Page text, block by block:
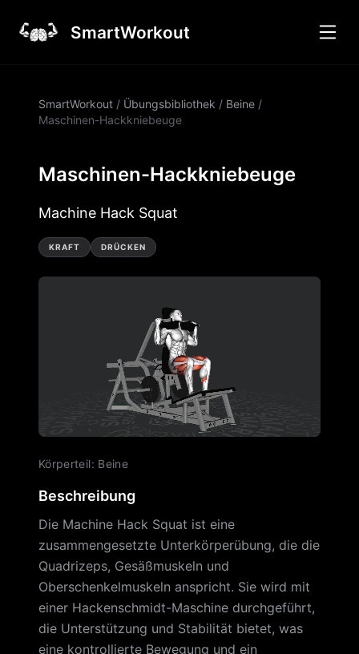
SmartWorkout
SmartWorkout / Übungsbibliothek / Beine /
Maschinen-Hackkniebeuge
Maschinen-Hackkniebeuge
Machine Hack Squat
KRAFT DRÜCKEN
Körperteil: Beine
Beschreibung
Die Machine Hack Squat ist eine
zusammengesetzte Unterkörperübung, die die
Quadrizeps, Gesäßmuskeln und
Oberschenkelmuskeln anspricht. Sie wird mit
einer Hackenschmidt-Maschine durchgeführt,
die Unterstützung und Stabilität bietet, was
eine kontrollierte Bewegung und ein